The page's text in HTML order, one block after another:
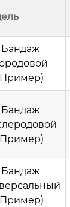
Бандаж
Бандаж
Бандаж